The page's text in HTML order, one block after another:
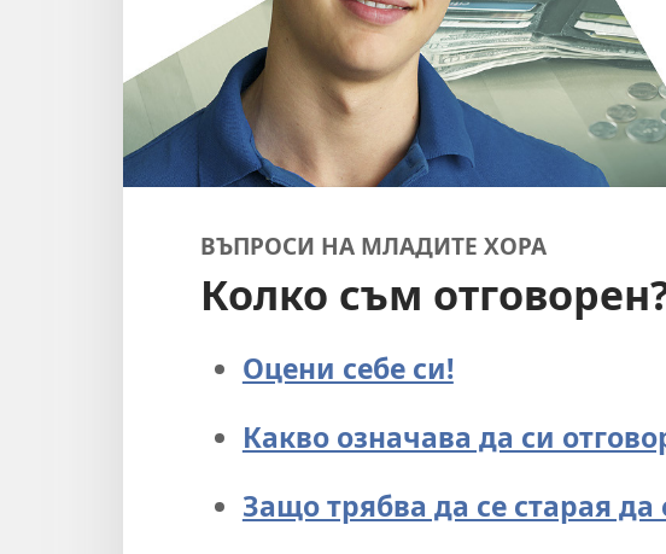
ВЪПРОСИ НА МЛАДИТЕ ХОРА
Колко съм
Оцени себе си!
Какво означава да си
Защо трябва да се старая да